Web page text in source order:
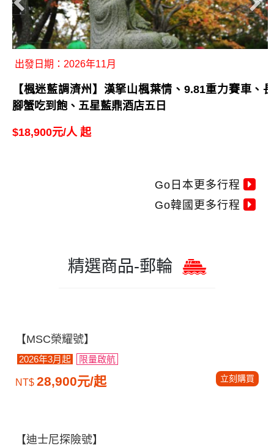
出發日期：2026年11月
【楓迷藍調濟州】漢拏山楓葉情、9.81重力賽車、長
腳蟹吃到飽、五星藍鼎酒店五日
$18,900元/人 起
Go日本更多行程
Go韓國更多行程
精選商品-郵輪
【MSC榮耀號】
2026年3月起 限量啟航
NT$ 28,900元/起 立刻購買
【迪士尼探險號】